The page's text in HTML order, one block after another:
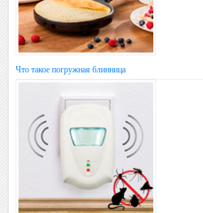
Что такое погружная блинница